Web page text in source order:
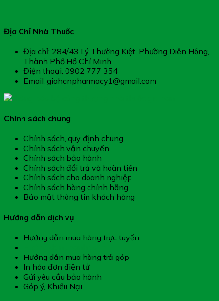
Địa Chỉ Nhà Thuốc
Địa chỉ: 284/43 Lý Thường Kiệt, Phường Diên Hồng,
Thành Phố Hồ Chí Minh
Điện thoại: 0902 777 354
Email: giahanpharmacy1@gmail.com
Chính sách chung
Chính sách, quy định chung
Chính sách vận chuyển
Chính sách bảo hành
Chính sách đổi trả và hoàn tiền
Chính sách cho doanh nghiệp
Chính sách hàng chính hãng
Bảo mật thông tin khách hàng
Hướng dẫn dịch vụ
Hướng dẫn mua hàng trực tuyến
Hướng dẫn mua hàng trả góp
In hóa đơn điện tử
Gửi yêu cầu bảo hành
Góp ý, Khiếu Nại